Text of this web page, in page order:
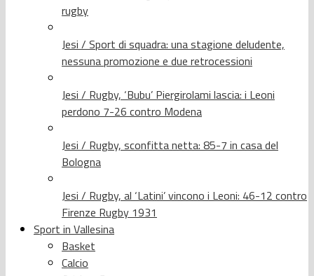
rugby
Jesi / Sport di squadra: una stagione deludente,
nessuna promozione e due retrocessioni
Jesi / Rugby, ‘Bubu’ Piergirolami lascia: i Leoni
perdono 7-26 contro Modena
Jesi / Rugby, sconfitta netta: 85-7 in casa del
Bologna
Jesi / Rugby, al ‘Latini’ vincono i Leoni: 46-12 contro
Firenze Rugby 1931
Sport in Vallesina
Basket
Calcio